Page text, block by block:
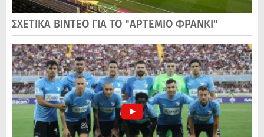
ΣΧΕΤΙΚΑ ΒΙΝΤΕΟ ΓΙΑ ΤΟ "ΑΡΤΕΜΙΟ ΦΡΑΝΚΙ"